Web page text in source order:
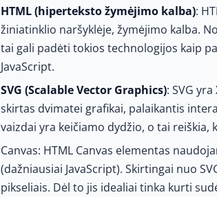
HTML (hiperteksto žymėjimo kalba):
žiniatinklio naršyklėje, žymėjimo kalba.
tai gali padėti tokios technologijos kaip
JavaScript.
SVG (Scalable Vector Graphics): SVG
skirtas dvimatei grafikai, palaikantis
vaizdai yra keičiamo dydžio, o tai reiškia,
Canvas: HTML Canvas elementas
(dažniausiai JavaScript). Skirtingai nuo
pikseliais. Dėl to jis idealiai tinka kurti